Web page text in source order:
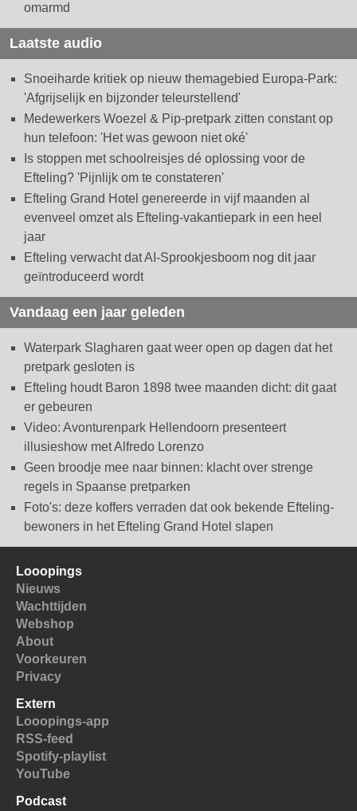
omarmd
Laatste audio
Snoeiharde kritiek op nieuw themagebied Europa-Park:
'Afgrijselijk en bijzonder teleurstellend'
Medewerkers Woezel & Pip-pretpark zitten constant op
hun telefoon: 'Het was gewoon niet oké'
Is stoppen met schoolreisjes dé oplossing voor de
Efteling? 'Pijnlijk om te constateren'
Efteling Grand Hotel genereerde in vijf maanden al
evenveel omzet als Efteling-vakantiepark in een heel
jaar
Efteling verwacht dat AI-Sprookjesboom nog dit jaar
geïntroduceerd wordt
Vandaag een jaar geleden
Waterpark Slagharen gaat weer open op dagen dat het
pretpark gesloten is
Efteling houdt Baron 1898 twee maanden dicht: dit gaat
er gebeuren
Video: Avonturenpark Hellendoorn presenteert
illusieshow met Alfredo Lorenzo
Geen broodje mee naar binnen: klacht over strenge
regels in Spaanse pretparken
Foto's: deze koffers verraden dat ook bekende Efteling-
bewoners in het Efteling Grand Hotel slapen
Looopings
Nieuws
Wachttijden
Webshop
About
Voorkeuren
Privacy
Extern
Looopings-app
RSS-feed
Spotify-playlist
YouTube
Podcast